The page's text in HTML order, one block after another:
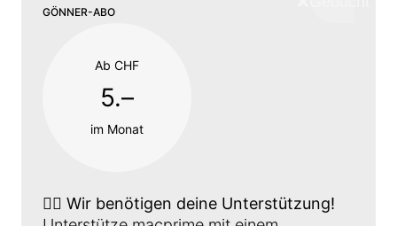
GÖNNER-ABO
Ab CHF
5.–
im Monat
👉🏼 Wir benötigen deine Unterstützung!